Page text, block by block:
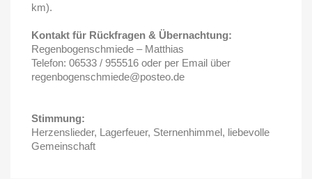
km).
Kontakt für Rückfragen & Übernachtung:
Regenbogenschmiede – Matthias
Telefon: 06533 / 955516 oder per Email über
regenbogenschmiede@posteo.de
Stimmung:
Herzenslieder, Lagerfeuer, Sternenhimmel, liebevolle
Gemeinschaft